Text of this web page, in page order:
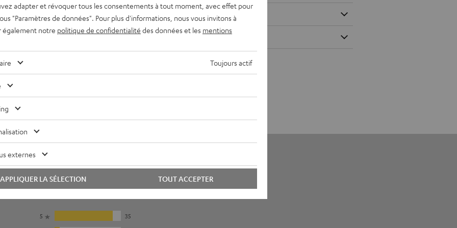
5
35
adapter et révoquer tous les consentements à tout moment, avec effet pour
"Paramètres de données". Pour plus d'informations, nous vous invitons à
également notre politique de confidentialité des données et les mentions
Toujours actif
externes
TOUT ACCEPTER
APPLIQUER LA SÉLECTION